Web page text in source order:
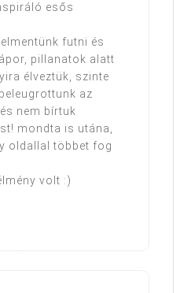
esős
futni és
pillanatok alatt
élveztük, szinte
az
nem bírtuk
mondta is utána,
oldallal többet fog
volt :)